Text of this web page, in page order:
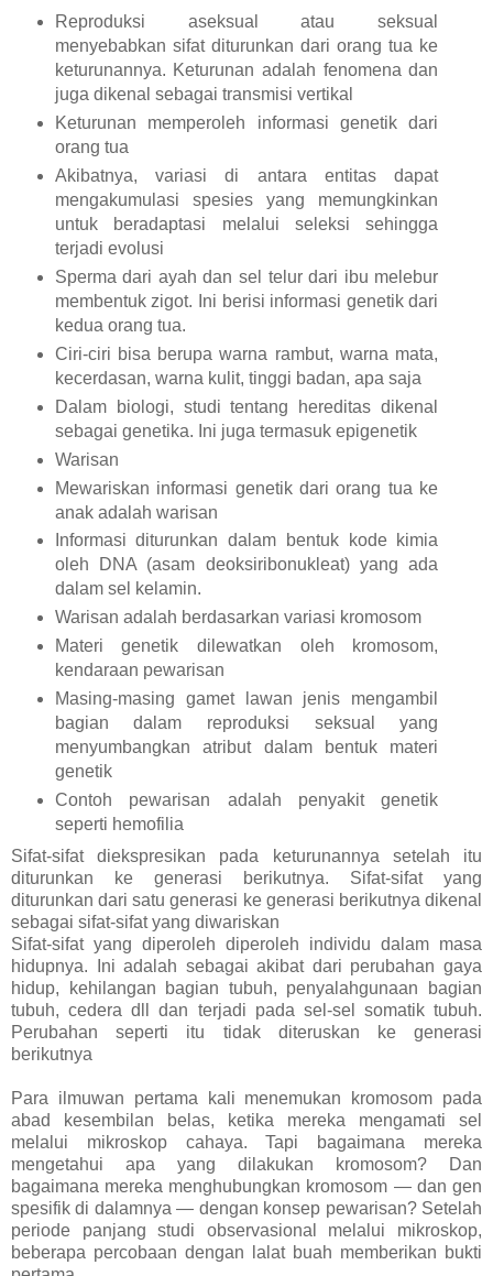
Reproduksi aseksual atau seksual
menyebabkan sifat diturunkan dari orang tua ke
keturunannya. Keturunan adalah fenomena dan
juga dikenal sebagai transmisi vertikal
Keturunan memperoleh informasi genetik dari
orang tua
Akibatnya, variasi di antara entitas dapat
mengakumulasi spesies yang memungkinkan
untuk beradaptasi melalui seleksi sehingga
terjadi evolusi
Sperma dari ayah dan sel telur dari ibu melebur
membentuk zigot. Ini berisi informasi genetik dari
kedua orang tua.
Ciri-ciri bisa berupa warna rambut, warna mata,
kecerdasan, warna kulit, tinggi badan, apa saja
Dalam biologi, studi tentang hereditas dikenal
sebagai genetika. Ini juga termasuk epigenetik
Warisan
Mewariskan informasi genetik dari orang tua ke
anak adalah warisan
Informasi diturunkan dalam bentuk kode kimia
oleh DNA (asam deoksiribonukleat) yang ada
dalam sel kelamin.
Warisan adalah berdasarkan variasi kromosom
Materi genetik dilewatkan oleh kromosom,
kendaraan pewarisan
Masing-masing gamet lawan jenis mengambil
bagian dalam reproduksi seksual yang
menyumbangkan atribut dalam bentuk materi
genetik
Contoh pewarisan adalah penyakit genetik
seperti hemofilia
Sifat-sifat diekspresikan pada keturunannya setelah itu
diturunkan ke generasi berikutnya. Sifat-sifat yang
diturunkan dari satu generasi ke generasi berikutnya dikenal
sebagai sifat-sifat yang diwariskan
Sifat-sifat yang diperoleh diperoleh individu dalam masa
hidupnya. Ini adalah sebagai akibat dari perubahan gaya
hidup, kehilangan bagian tubuh, penyalahgunaan bagian
tubuh, cedera dll dan terjadi pada sel-sel somatik tubuh.
Perubahan seperti itu tidak diteruskan ke generasi
berikutnya
Para ilmuwan pertama kali menemukan kromosom pada
abad kesembilan belas, ketika mereka mengamati sel
melalui mikroskop cahaya. Tapi bagaimana mereka
mengetahui apa yang dilakukan kromosom? Dan
bagaimana mereka menghubungkan kromosom — dan gen
spesifik di dalamnya — dengan konsep pewarisan? Setelah
periode panjang studi observasional melalui mikroskop,
beberapa percobaan dengan lalat buah memberikan bukti